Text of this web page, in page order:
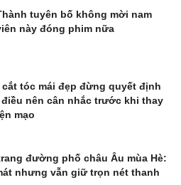
tuyên bố không mời nam
này đóng phim nữa
cắt tóc mái đẹp đừng quyết định
nên cân nhắc trước khi thay
mạo
đường phố châu Âu mùa Hè:
nhưng vẫn giữ trọn nét thanh